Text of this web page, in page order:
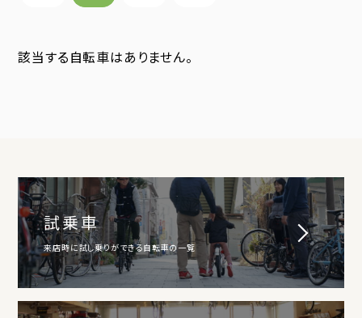
該当する自転車はありません。
試乗車
来店時に試し乗りができる自転車の一覧